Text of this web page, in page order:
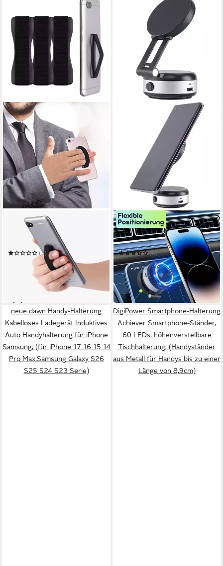
CLM-TECH
Handy-Halterung
Fingerhalterung Handy 3er
Set - Einhandbedienung mit
(1)
UVP7,99 €
(2,00 €/ 1 Stk)
in 3-4 Werktagen bei dir
SHOP'N SMILE IDEOON
Handy-Halterung Ultra-
Starker Smartphone Halter
mit Vakuum-Saugnapf Akku
130 mAh
(6)
29,99 € UVP59,95 €
-50%
in 2-3 Werktagen bei dir
neue dawn Handy-Halterung
Kabelloses Ladegerät Induktives
Auto Handyhalterung für iPhone
Samsung, (für iPhone 17 16 15 14
Pro Max,Samsung Galaxy S26
S25 S24 S23 Serie)
DigiPower Smartphone-Halterung
Achiever Smartphone-Ständer,
60 LEDs, höhenverstellbare
Tischhalterung, (Handyständer
aus Metall für Handys bis zu einer
Länge von 8,9cm)